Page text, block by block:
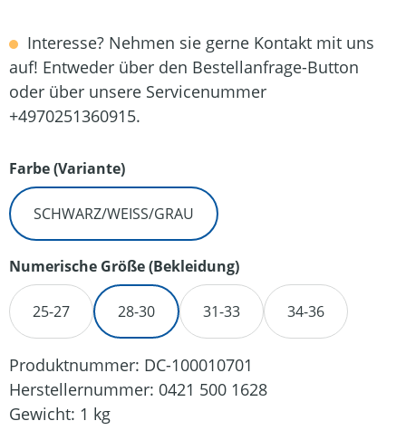
Interesse? Nehmen sie gerne Kontakt mit uns
auf! Entweder über den Bestellanfrage-Button
oder über unsere Servicenummer
+4970251360915.
Farbe (Variante)auswählen
SCHWARZ/WEISS/GRAU
Numerische Größe (Bekleidung)auswählen
25-27 28-30 31-33 34-36
Produktnummer: DC-100010701
Herstellernummer: 0421 500 1628
Gewicht: 1 kg